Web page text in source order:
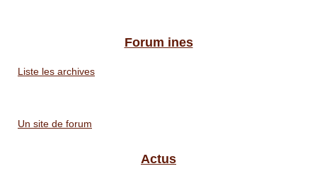
Forum ines
Liste les archives
Un site de forum
Actus